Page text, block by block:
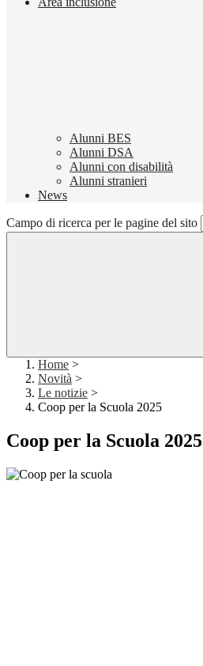
Alunni BES
Alunni DSA
Alunni con disabilità
Alunni stranieri
News
Campo di ricerca per le pagine del sito
Home >
Novità >
Le notizie >
Coop per la Scuola 2025
Coop per la Scuola 2025